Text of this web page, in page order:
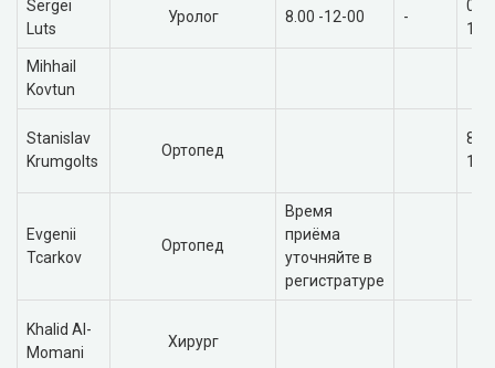
Sergei
Luts
Уролог 8.00 -12-00 -
Mihhail
Kovtun
Stanislav
Krumgolts
Ортопед
Evgenii
Tcarkov
Ортопед
Время
приёма
уточняйте в
регистратуре
Khalid Al-
Momani
Хирург